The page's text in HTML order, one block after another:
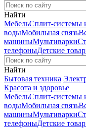
Найти
МебельСплит-системы
водыМобильная связь
машиныМультиварки
телефоныДетские
Найти
Бытовая техника
Красота и здоровье
МебельСплит-системы
водыМобильная связь
машиныМультиварки
телефоныДетские